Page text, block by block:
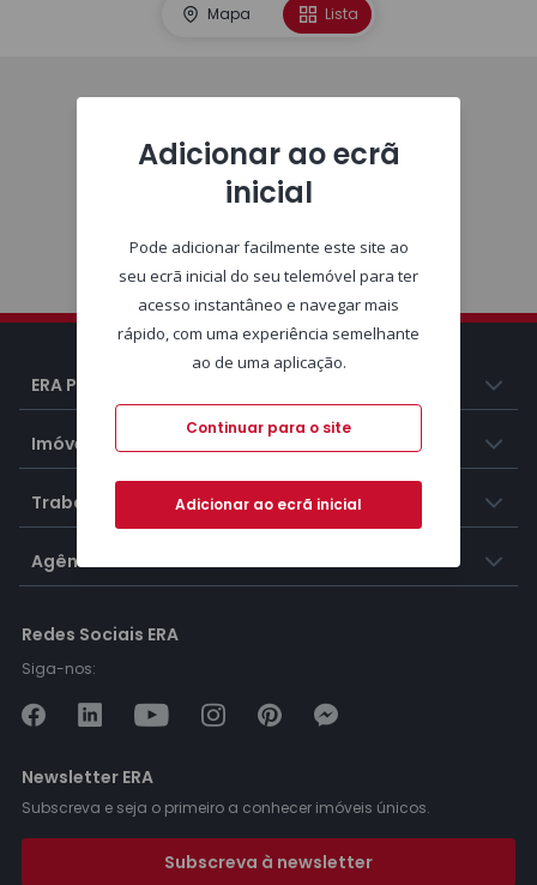
Mapa Lista
ERA Portugal
Imóveis
Trabalhar na ERA
Agências ERA
Redes Sociais ERA
Siga-nos:
Newsletter ERA
Subscreva e seja o primeiro a conhecer imóveis únicos.
Subscreva à newsletter
Adicionar ao ecrã
inicial
Pode adicionar facilmente este site ao
seu ecrã inicial do seu telemóvel para ter
acesso instantâneo e navegar mais
rápido, com uma experiência semelhante
ao de uma aplicação.
Continuar para o site
Adicionar ao ecrã inicial